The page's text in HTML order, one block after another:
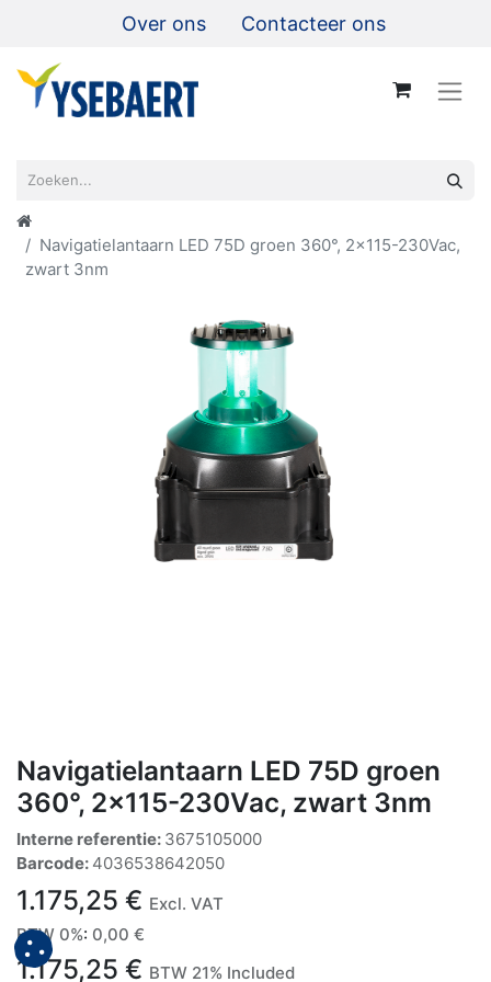
Over ons Contacteer ons
Navigatielantaarn LED 75D groen 360°, 2x115-230Vac,
zwart 3nm
Navigatielantaarn LED 75D groen
360°, 2x115-230Vac, zwart 3nm
Interne referentie: 3675105000
Barcode: 4036538642050
1.175,25 € Excl. VAT
BTW 0%: 0,00 €
1.175,25 € BTW 21% Included